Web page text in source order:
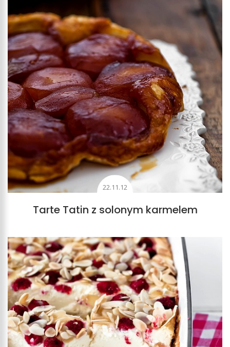
22.11.12
Tarte Tatin z solonym karmelem